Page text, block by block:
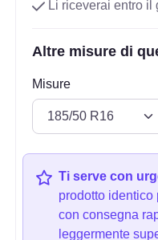
Li riceverai entro il
Altre misure di
Misure
Ti serve con
prodotto identico
con consegna
leggermente